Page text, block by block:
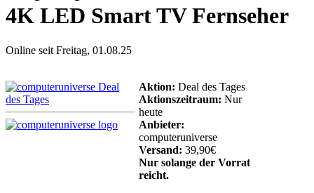
4K LED Smart TV Fernseher
Online seit Freitag, 01.08.25
Aktion: Deal des Tages
Aktionszeitraum: Nur
heute
Anbieter:
computeruniverse
Versand: 39,90€
Nur solange der Vorrat
reicht.